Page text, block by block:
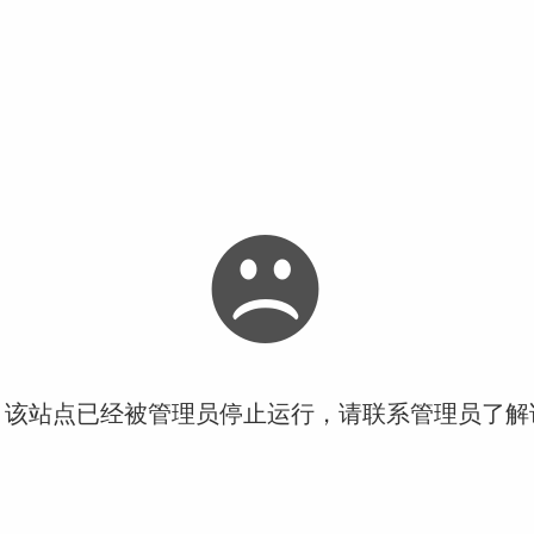
站点已经被管理员停止运行，请联系管理员了